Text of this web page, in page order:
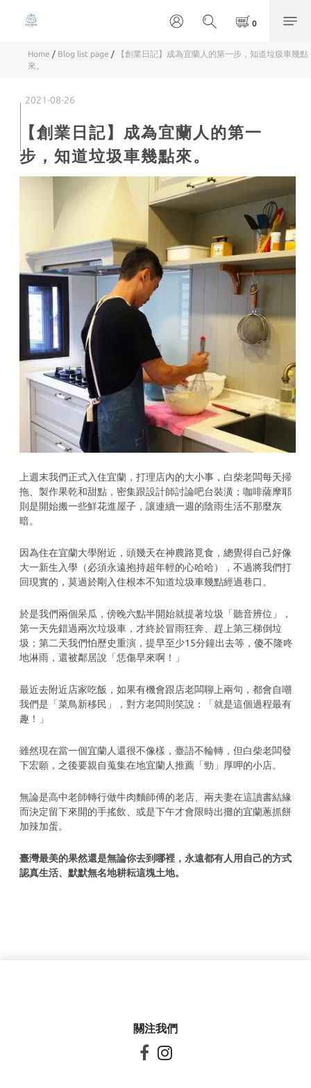
Home / Blog list page /
【創業日記】成為宜蘭人的第一步，知道垃圾車幾點
來。
2021-08-26
【創業日記】成為宜蘭人的第一
步，知道垃圾車幾點來。
上週末我們正式入住宜蘭，打理店內的大小事，白柴老闆每天掃
拖、製作果乾和甜點，密集跟設計師討論吧台裝潢；咖啡薩摩耶
則是開始搬一些鮮花進屋子，讓連續一週的陰雨生活不那麼灰
暗。
因為住在宜蘭大學附近，頭幾天在神農路覓食，總覺得自己好像
大一新生入學（必須永遠抱持超年輕的心哈哈），不過將我們打
回現實的，莫過於剛入住根本不知道垃圾車幾點經過巷口。
於是我們兩個呆瓜，傍晚六點半開始就提著垃圾「聽音辨位」，
第一天先錯過兩次垃圾車，才終於冒雨狂奔、趕上第三梯倒垃
圾；第二天我們怕歷史重演，提早至少15分鐘出去等，傻不隆咚
地淋雨，還被鄰居說「恁傷早來啊！」
最近去附近店家吃飯，如果有機會跟店老闆聊上兩句，都會自嘲
我們是「菜鳥新移民」，對方老闆則笑說：「就是這個過程最有
趣！」
雖然現在當一個宜蘭人還很不像樣，臺語不輪轉，但白柴老闆發
下宏願，之後要親自蒐集在地宜蘭人推薦「勁」厚呷的小店。
無論是高中老師轉行做牛肉麵師傅的老店、兩夫妻在這讀書結緣
而決定留下來開的手搖飲、或是下午才會限時出攤的宜蘭蔥抓餅
加辣加蛋。
臺灣最美的果然還是無論你去到哪裡，永遠都有人用自己的方式
認真生活、默默無名地耕耘這塊土地。
關注我們
 